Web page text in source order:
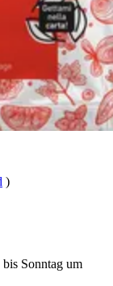
)
bis Sonntag um